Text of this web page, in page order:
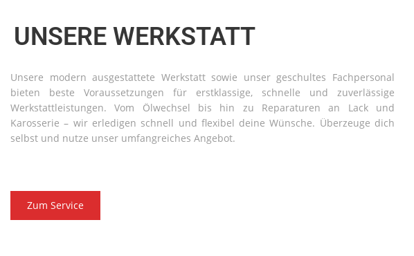
UNSERE WERKSTATT
Unsere modern ausgestattete Werkstatt sowie unser geschultes Fachpersonal
bieten beste Voraussetzungen für erstklassige, schnelle und zuverlässige
Werkstattleistungen. Vom Ölwechsel bis hin zu Reparaturen an Lack und
Karosserie – wir erledigen schnell und flexibel deine Wünsche. Überzeuge dich
selbst und nutze unser umfangreiches Angebot.
Zum Service